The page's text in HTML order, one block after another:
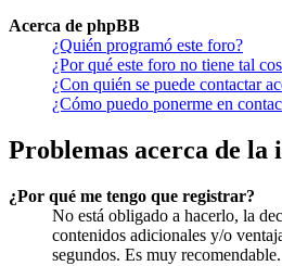
Acerca de phpBB
¿Quién programó este foro?
¿Por qué este foro no tiene tal
¿Con quién se puede contactar
¿Cómo puedo ponerme en
Problemas acerca de
¿Por qué me tengo que registrar?
No está obligado a hacerlo, la
contenidos adicionales y/o
segundos. Es muy recomendable.